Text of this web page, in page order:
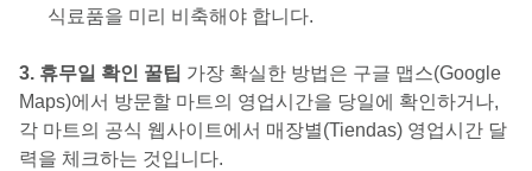
식료품을 미리 비축해야 합니다.
3. 휴무일 확인 꿀팁 가장 확실한 방법은 구글 맵스(Google
Maps)에서 방문할 마트의 영업시간을 당일에 확인하거나,
각 마트의 공식 웹사이트에서 매장별(Tiendas) 영업시간 달
력을 체크하는 것입니다.